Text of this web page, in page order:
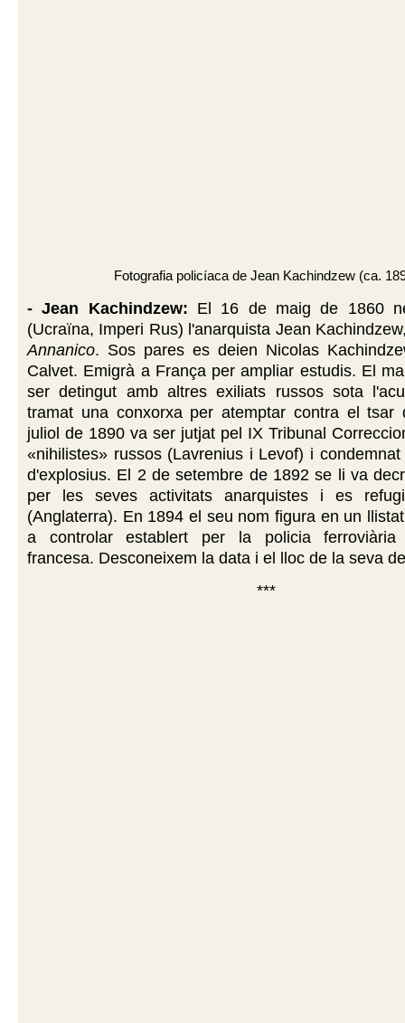
Fotografia policíaca de Jean Kachindzew (ca.
- Jean Kachindzew: El 16 de maig de 1860
(Ucraïna, Imperi Rus) l'anarquista Jean
Annanico. Sos pares es deien Nicolas
Calvet. Emigrà a França per ampliar estudis. El
ser detingut amb altres exiliats russos sota
tramat una conxorxa per atemptar contra el tsar
juliol de 1890 va ser jutjat pel IX Tribunal
«nihilistes» russos (Lavrenius i Levof) i
d'explosius. El 2 de setembre de 1892 se li va
per les seves activitats anarquistes i es
(Anglaterra). En 1894 el seu nom figura en un
a controlar establert per la policia ferroviària
francesa. Desconeixem la data i el lloc de la seva
***